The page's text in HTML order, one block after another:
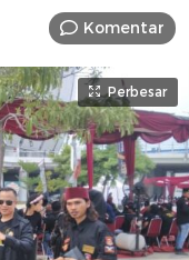
Komentar
Perbesar